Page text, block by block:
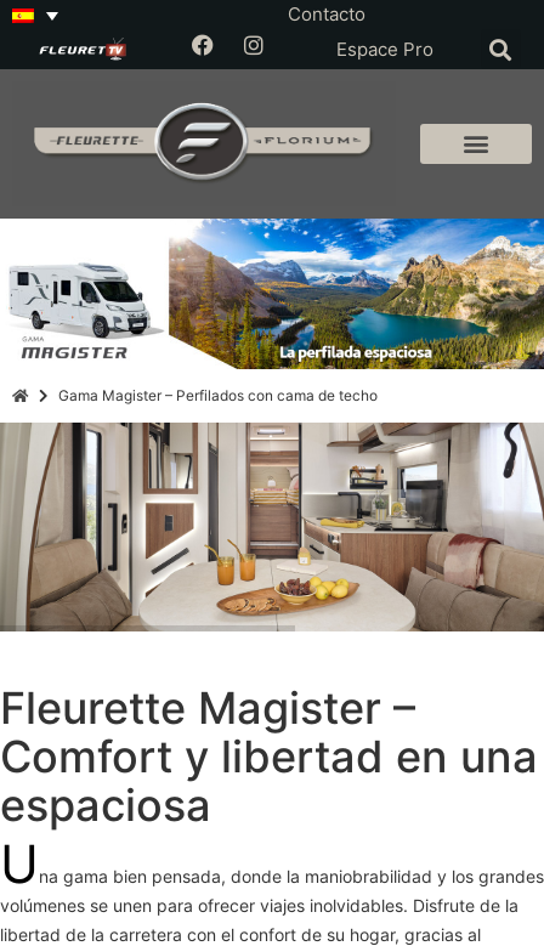
Contacto
Espace Pro
Gama Magister – Perfilados con cama de techo
Fleurette Magister –
Comfort y libertad en una
espaciosa
U na gama bien pensada, donde la maniobrabilidad y los grandes
volúmenes se unen para ofrecer viajes inolvidables. Disfrute de la
libertad de la carretera con el confort de su hogar, gracias al